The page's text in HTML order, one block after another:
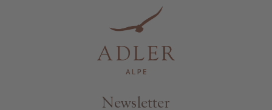
Resorts & Retreats
Newsletter